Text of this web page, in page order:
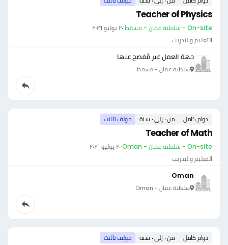
Teacher of Physics
On-site - سلطنة عمان - مسقط ·٢٠ يوليو ٢٠٢٦
التعليم والتدريب
جهة العمل غير مُفصح عنها
سلطنة عمان - مسقط
دوام كامل من ٠ إلى ٠ سنة جولف تالنت
Teacher of Math
On-site - سلطنة عمان - Oman ·٢٠ يوليو ٢٠٢٦
التعليم والتدريب
Oman
سلطنة عمان - Oman
دوام كامل من ٠ إلى ٠ سنة جولف تالنت